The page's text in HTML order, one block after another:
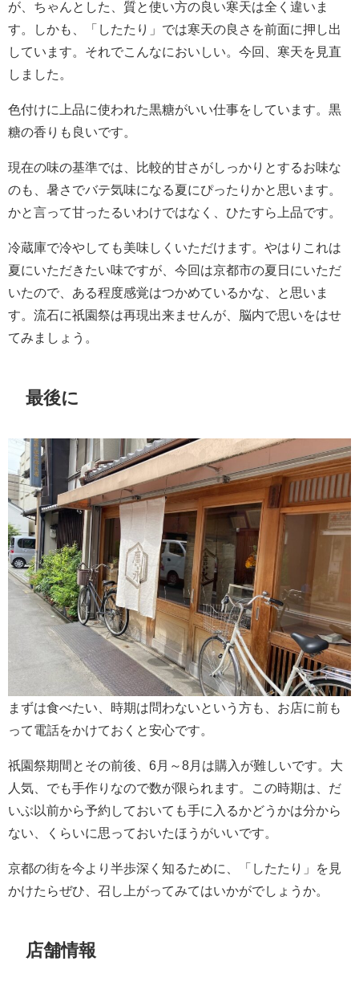
が、ちゃんとした、質と使い方の良い寒天は全く違いま
す。しかも、「したたり」では寒天の良さを前面に押し出
しています。それでこんなにおいしい。今回、寒天を見直
しました。
色付けに上品に使われた黒糖がいい仕事をしています。黒
糖の香りも良いです。
現在の味の基準では、比較的甘さがしっかりとするお味な
のも、暑さでバテ気味になる夏にぴったりかと思います。
かと言って甘ったるいわけではなく、ひたすら上品です。
冷蔵庫で冷やしても美味しくいただけます。やはりこれは
夏にいただきたい味ですが、今回は京都市の夏日にいただ
いたので、ある程度感覚はつかめているかな、と思いま
す。流石に祇園祭は再現出来ませんが、脳内で思いをはせ
てみましょう。
最後に
まずは食べたい、時期は問わないという方も、お店に前も
って電話をかけておくと安心です。
祇園祭期間とその前後、6月～8月は購入が難しいです。大
人気、でも手作りなので数が限られます。この時期は、だ
いぶ以前から予約しておいても手に入るかどうかは分から
ない、くらいに思っておいたほうがいいです。
京都の街を今より半歩深く知るために、「したたり」を見
かけたらぜひ、召し上がってみてはいかがでしょうか。
店舗情報